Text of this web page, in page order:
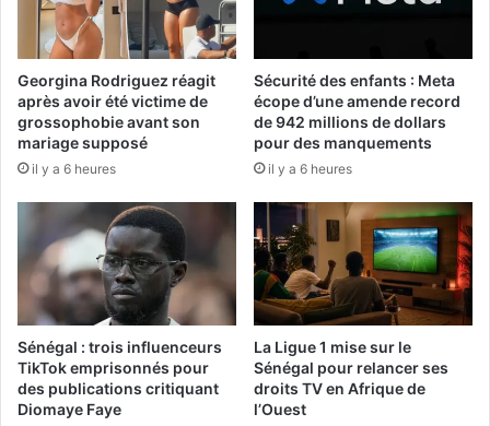
Georgina Rodriguez réagit
après avoir été victime de
grossophobie avant son
mariage supposé
il y a 6 heures
Sécurité des enfants : Meta
écope d’une amende record
de 942 millions de dollars
pour des manquements
il y a 6 heures
Sénégal : trois influenceurs
TikTok emprisonnés pour
des publications critiquant
Diomaye Faye
La Ligue 1 mise sur le
Sénégal pour relancer ses
droits TV en Afrique de
l’Ouest